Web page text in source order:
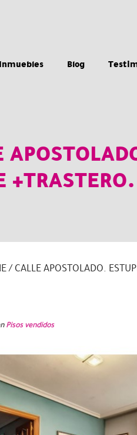
Inmuebles Blog
+TRASTERO.
/ CALLE APOSTOLADO.
Pisos vendidos